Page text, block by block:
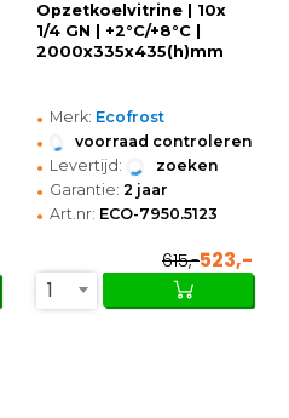
Opzetkoelvitrine | 10x
1/4 GN | +2°C/+8°C |
2000x335x435(h)mm
• Merk: Ecofrost
• voorraad controleren
• Levertijd: zoeken
• Garantie: 2 jaar
• Art.nr: ECO-7950.5123
615,-523,-
1